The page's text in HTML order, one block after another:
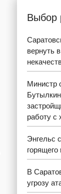
Выбор
вернуть
Министр
работу с
Энгельс
горящего
В
угрозу